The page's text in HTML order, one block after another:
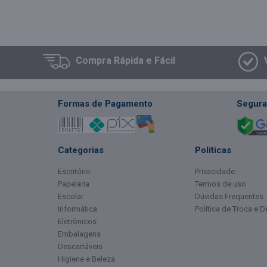
Compra Rápida e Fácil
Formas de Pagamento
Categorias
Escritório
Papelaria
Escolar
Informática
Eletrônicos
Embalagens
Descartáveis
Higiene e Beleza
Políticas
Privacidade
Termos de uso
Dúvidas Frequentes
Política de Troca e